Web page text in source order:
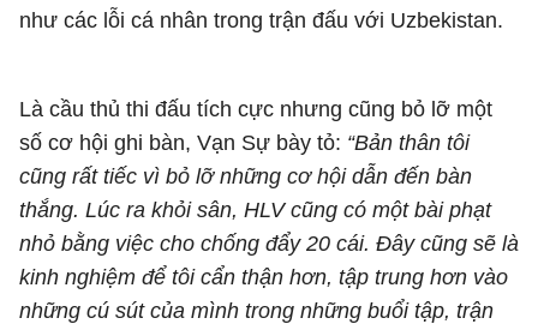
như các lỗi cá nhân trong trận đấu với Uzbekistan.
Là cầu thủ thi đấu tích cực nhưng cũng bỏ lỡ một
số cơ hội ghi bàn, Vạn Sự bày tỏ: “Bản thân tôi
cũng rất tiếc vì bỏ lỡ những cơ hội dẫn đến bàn
thắng. Lúc ra khỏi sân, HLV cũng có một bài phạt
nhỏ bằng việc cho chống đẩy 20 cái. Đây cũng sẽ là
kinh nghiệm để tôi cẩn thận hơn, tập trung hơn vào
những cú sút của mình trong những buổi tập, trận